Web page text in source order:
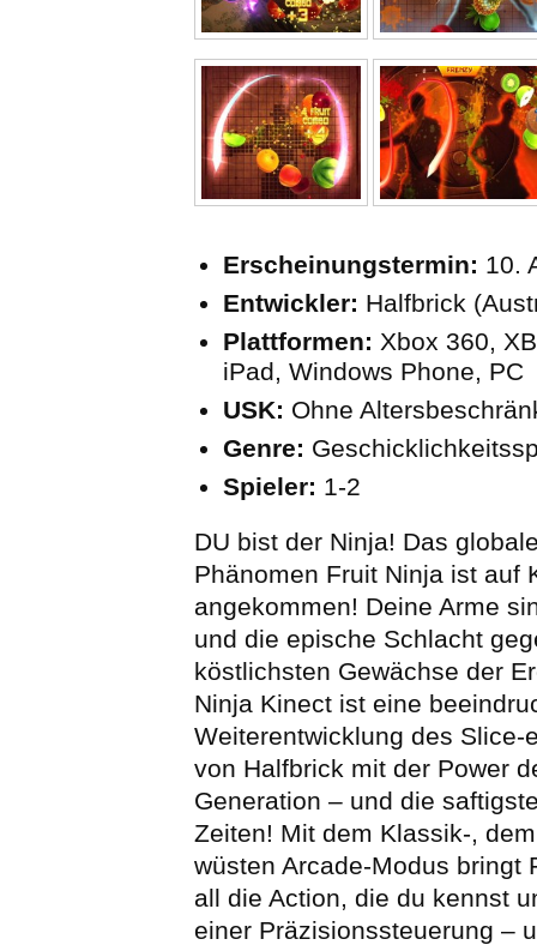
Erscheinungstermin: 10.
Entwickler: Halfbrick
Plattformen: Xbox 360,
iPad, Windows Phone, PC
USK: Ohne
Genre:
Spieler: 1-2
DU bist der Ninja! Das
Phänomen Fruit Ninja ist auf
angekommen! Deine Arme
und die epische Schlacht
köstlichsten Gewächse der
Ninja Kinect ist eine
Weiterentwicklung des Slice-
von Halfbrick mit der Power
Generation – und die
Zeiten! Mit dem Klassik-,
wüsten Arcade-Modus bringt
all die Action, die du kennst
einer Präzisionssteuerung –